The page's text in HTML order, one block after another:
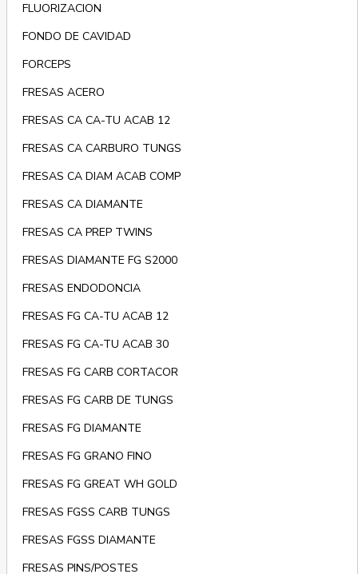
FLUORIZACION
FONDO DE CAVIDAD
FORCEPS
FRESAS ACERO
FRESAS CA CA-TU ACAB 12
FRESAS CA CARBURO TUNGS
FRESAS CA DIAM ACAB COMP
FRESAS CA DIAMANTE
FRESAS CA PREP TWINS
FRESAS DIAMANTE FG S2000
FRESAS ENDODONCIA
FRESAS FG CA-TU ACAB 12
FRESAS FG CA-TU ACAB 30
FRESAS FG CARB CORTACOR
FRESAS FG CARB DE TUNGS
FRESAS FG DIAMANTE
FRESAS FG GRANO FINO
FRESAS FG GREAT WH GOLD
FRESAS FGSS CARB TUNGS
FRESAS FGSS DIAMANTE
FRESAS PINS/POSTES